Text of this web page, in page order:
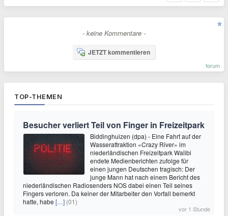
- keine Kommentare -
JETZT kommentieren
forum
TOP-THEMEN
Besucher verliert Teil von Finger in Freizeitpark
Biddinghuizen (dpa) - Eine Fahrt auf der
Wasserattraktion «Crazy River» im
niederländischen Freizeitpark Walibi
endete Medienberichten zufolge für
einen jungen Deutschen tragisch: Der
junge Mann hat nach einem Bericht des
niederländischen Radiosenders NOS dabei einen Teil seines
Fingers verloren. Da keiner der Mitarbeiter den Vorfall bemerkt
hatte, habe […] (01)
vor 1 Stunde